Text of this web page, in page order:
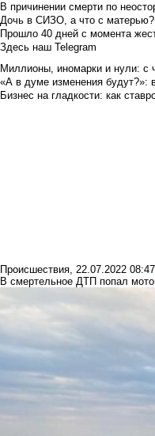
В причинении смерти по
Дочь в СИЗО, а что с матерью?
Прошло 40 дней с момента
Здесь наш Telegram
Миллионы, иномарки и нули: с
«А в думе изменения будут?»:
Бизнес на гладкости: как
Происшествия, 22.07.2022 08:47
В смертельное ДТП попал